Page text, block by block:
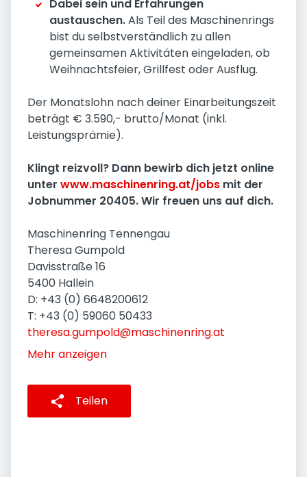
Dabei sein und Erfahrungen
austauschen.Als Teil des Maschinenrings
bist du selbstverständlich zu allen
gemeinsamen Aktivitäten eingeladen, ob
Weihnachtsfeier, Grillfest oder Ausflug.
Der Monatslohn nach deiner Einarbeitungszeit
beträgt € 3.590,- brutto/Monat (inkl.
Leistungsprämie).
Klingt reizvoll? Dann bewirb dich jetzt online
unter www.maschinenring.at/jobs mit der
Jobnummer 20405. Wir freuen uns auf dich.
Maschinenring Tennengau
Theresa Gumpold
Davisstraße 16
5400 Hallein
D: +43 (0) 6648200612
T: +43 (0) 59060 50433
theresa.gumpold@maschinenring.at
Mehr anzeigen
Teilen